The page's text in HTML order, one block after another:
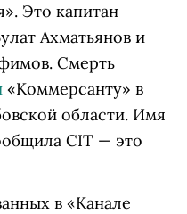
Это капитан
Ахматьянов и
Смерть
«Коммерсанту» в
области. Имя
CIT — это
в «Канале